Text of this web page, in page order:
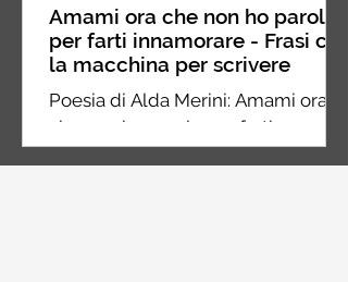
Amami ora che non ho parole
per farti innamorare - Frasi con
la macchina per scrivere
Poesia di Alda Merini: Amami ora
che non ho parole per farti